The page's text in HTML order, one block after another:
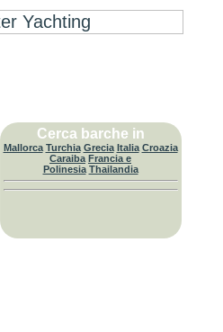
Cerca barche in
Mallorca Turchia Grecia Italia Croazia
Caraiba Francia e
Polinesia Thailandia